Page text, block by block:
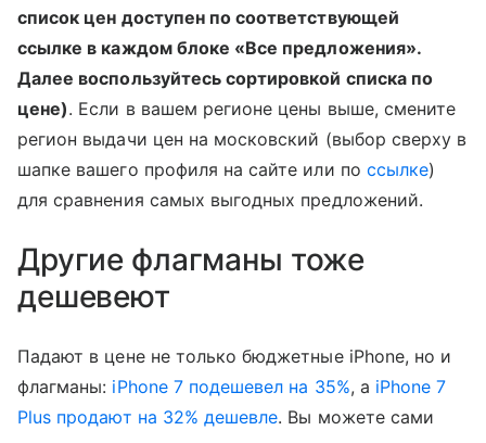
список цен доступен по соответствующей
ссылке в каждом блоке «Все предложения».
Далее воспользуйтесь сортировкой списка по
цене). Если в вашем регионе цены выше, смените
регион выдачи цен на московский (выбор сверху в
шапке вашего профиля на сайте или по ссылке)
для сравнения самых выгодных предложений.
Другие флагманы тоже
дешевеют
Падают в цене не только бюджетные iPhone, но и
флагманы: iPhone 7 подешевел на 35%, а iPhone 7
Plus продают на 32% дешевле. Вы можете сами